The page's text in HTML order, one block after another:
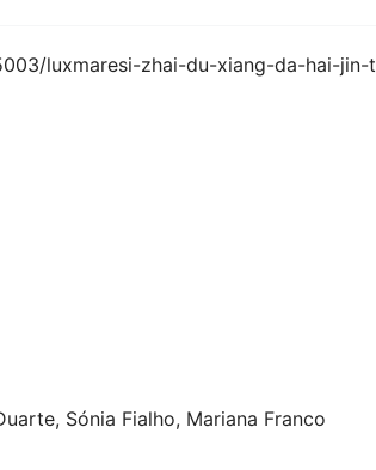
luxmaresi-zhai-du-xiang-da-hai-
Sónia Fialho, Mariana Franco